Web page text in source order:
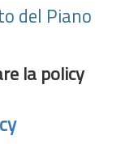
del Piano
la policy